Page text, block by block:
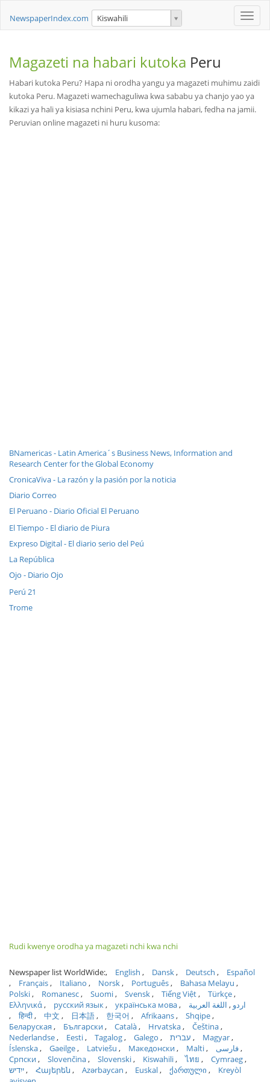
Toggle
NewspaperIndex.com Kiswahili
Magazeti na habari kutoka Peru
Habari kutoka Peru? Hapa ni orodha yangu ya magazeti muhimu zaidi
kutoka Peru. Magazeti wamechaguliwa kwa sababu ya chanjo yao ya
kikazi ya hali ya kisiasa nchini Peru, kwa ujumla habari, fedha na jamii.
Peruvian online magazeti ni huru kusoma:
BNamericas - Latin America´s Business News, Information and
Research Center for the Global Economy
CronicaViva - La razón y la pasión por la noticia
Diario Correo
El Peruano - Diario Oficial El Peruano
El Tiempo - El diario de Piura
Expreso Digital - El diario serio del Peú
La República
Ojo - Diario Ojo
Perú 21
Trome
Rudi kwenye orodha ya magazeti nchi kwa nchi
Newspaper list WorldWide: English Dansk Deutsch
Español
Français
Italiano Norsk Português
Bahasa Melayu
Polski
Romanesc Suomi Svensk Tiếng Việt
Türkçe
Ελληνικά
русский язык українська мова اردو
اللغة العربية
हिन्दी
中文 日本語 한국어 Afrikaans
Shqipe
Беларуская
Български Català Hrvatska
Čeština
Nederlandse
Eesti Tagalog Galego עברית
Magyar
Íslenska
Gaeilge Latviešu Македонски Malti
فارسی
Српски
Slovenčina Slovenski Kiswahili ไทย
Cymraeg
ייִדיש
Հայերեն Azərbaycan Euskal ქართული
Kreyòl